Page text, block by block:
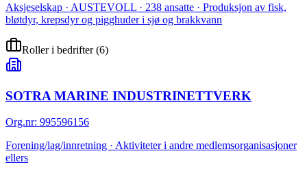
Aksjeselskap · AUSTEVOLL · 238 ansatte · Produksjon av fisk,
bløtdyr, krepsdyr og pigghuder i sjø og brakkvann
Roller i bedrifter(6)
SOTRA MARINE INDUSTRINETTVERK
Org.nr: 995596156
Forening/lag/innretning · Aktiviteter i andre medlemsorganisasjoner
ellers